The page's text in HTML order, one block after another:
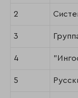
2
3
4
5